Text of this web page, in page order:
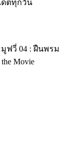
ดตทุกวัน
ฟวี่ 04 : ฝืนพรม
Movie